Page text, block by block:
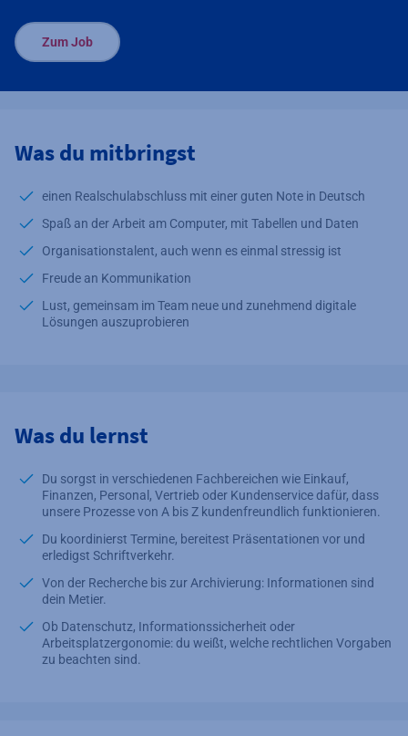
Zum Job
Was du mitbringst
einen Realschulabschluss mit einer guten Note in Deutsch
Spaß an der Arbeit am Computer, mit Tabellen und Daten
Organisationstalent, auch wenn es einmal stressig ist
Freude an Kommunikation
Lust, gemeinsam im Team neue und zunehmend digitale
Lösungen auszuprobieren
Was du lernst
Du sorgst in verschiedenen Fachbereichen wie Einkauf,
Finanzen, Personal, Vertrieb oder Kundenservice dafür, dass
unsere Prozesse von A bis Z kundenfreundlich funktionieren.
Du koordinierst Termine, bereitest Präsentationen vor und
erledigst Schriftverkehr.
Von der Recherche bis zur Archivierung: Informationen sind
dein Metier.
Ob Datenschutz, Informationssicherheit oder
Arbeitsplatzergonomie: du weißt, welche rechtlichen Vorgaben
zu beachten sind.